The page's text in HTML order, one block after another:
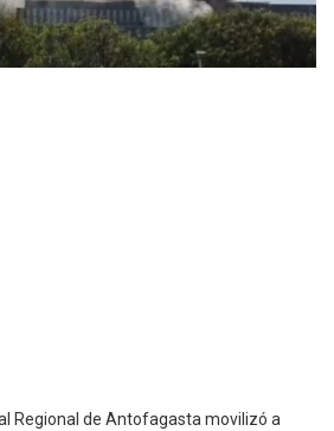
Regional de Antofagasta movilizó a